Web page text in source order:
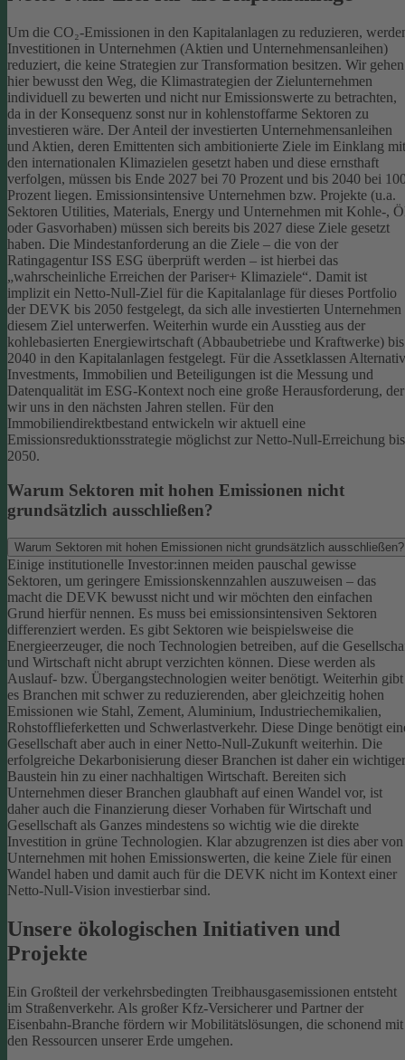
Um die CO₂-Emissionen in den Kapitalanlagen zu reduzieren,
Investitionen in Unternehmen (Aktien und Unternehmensanleihen)
reduziert, die keine Strategien zur Transformation besitzen. Wir gehen
hier bewusst den Weg, die Klimastrategien der Zielunternehmen
individuell zu bewerten und nicht nur Emissionswerte zu betrachten,
da in der Konsequenz sonst nur in kohlenstoffarme Sektoren zu
investieren wäre. Der Anteil der investierten Unternehmensanleihen
und Aktien, deren Emittenten sich ambitionierte Ziele im Einklang mit
den internationalen Klimazielen gesetzt haben und diese ernsthaft
verfolgen, müssen bis Ende 2027 bei 70 Prozent und bis 2040 bei
Prozent liegen. Emissionsintensive Unternehmen bzw. Projekte (u.a.
Sektoren Utilities, Materials, Energy und Unternehmen mit Kohle-,
oder Gasvorhaben) müssen sich bereits bis 2027 diese Ziele gesetzt
haben. Die Mindestanforderung an die Ziele – die von der
Ratingagentur ISS ESG überprüft werden – ist hierbei das
„wahrscheinliche Erreichen der Pariser+ Klimaziele“. Damit ist
implizit ein Netto-Null-Ziel für die Kapitalanlage für dieses Portfolio
der DEVK bis 2050 festgelegt, da sich alle investierten Unternehmen
diesem Ziel unterwerfen. Weiterhin wurde ein Ausstieg aus der
kohlebasierten Energiewirtschaft (Abbaubetriebe und Kraftwerke) bis
2040 in den Kapitalanlagen festgelegt. Für die Assetklassen
Investments, Immobilien und Beteiligungen ist die Messung und
Datenqualität im ESG-Kontext noch eine große Herausforderung, der
wir uns in den nächsten Jahren stellen. Für den
Immobiliendirektbestand entwickeln wir aktuell eine
Emissionsreduktionsstrategie möglichst zur Netto-Null-Erreichung bis
2050.
Warum Sektoren mit hohen Emissionen nicht
grundsätzlich ausschließen?
Warum Sektoren mit hohen Emissionen nicht grundsätzlich ausschließen?
Einige institutionelle Investor:innen meiden pauschal gewisse
Sektoren, um geringere Emissionskennzahlen auszuweisen – das
macht die DEVK bewusst nicht und wir möchten den einfachen
Grund hierfür nennen. Es muss bei emissionsintensiven Sektoren
differenziert werden. Es gibt Sektoren wie beispielsweise die
Energieerzeuger, die noch Technologien betreiben, auf die
und Wirtschaft nicht abrupt verzichten können. Diese werden als
Auslauf- bzw. Übergangstechnologien weiter benötigt. Weiterhin gibt
es Branchen mit schwer zu reduzierenden, aber gleichzeitig hohen
Emissionen wie Stahl, Zement, Aluminium, Industriechemikalien,
Rohstofflieferketten und Schwerlastverkehr. Diese Dinge benötigt
Gesellschaft aber auch in einer Netto-Null-Zukunft weiterhin. Die
erfolgreiche Dekarbonisierung dieser Branchen ist daher ein wichtiger
Baustein hin zu einer nachhaltigen Wirtschaft. Bereiten sich
Unternehmen dieser Branchen glaubhaft auf einen Wandel vor, ist
daher auch die Finanzierung dieser Vorhaben für Wirtschaft und
Gesellschaft als Ganzes mindestens so wichtig wie die direkte
Investition in grüne Technologien. Klar abzugrenzen ist dies aber von
Unternehmen mit hohen Emissionswerten, die keine Ziele für einen
Wandel haben und damit auch für die DEVK nicht im Kontext einer
Netto-Null-Vision investierbar sind.
Unsere ökologischen Initiativen und
Projekte
Ein Großteil der verkehrsbedingten Treibhausgasemissionen entsteht
im Straßenverkehr. Als großer Kfz-Versicherer und Partner der
Eisenbahn-Branche fördern wir Mobilitätslösungen, die schonend mit
den Ressourcen unserer Erde umgehen.